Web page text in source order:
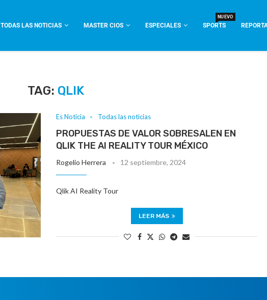
TODAS LAS NOTICIAS MASTER CIOS ESPECIALES SPORTS
NUEVO
TAG: QLIK
Es Noticia Todas las noticias
PROPUESTAS DE VALOR SOBRESALEN EN
QLIK THE AI REALITY TOUR MÉXICO
Rogelio Herrera 12 septiembre, 2024
Qlik AI Reality Tour
LEER MÁS